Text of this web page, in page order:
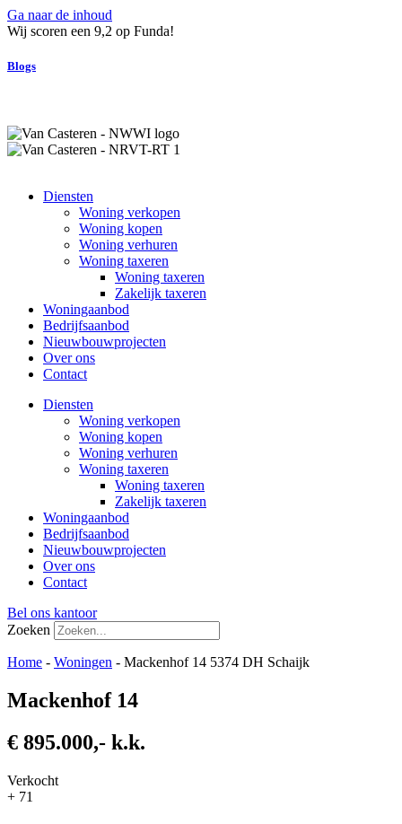
Ga naar de inhoud
Wij scoren een 9,2 op Funda!
Blogs
Diensten
Woning verkopen
Woning kopen
Woning verhuren
Woning taxeren
Woning taxeren
Zakelijk taxeren
Woningaanbod
Bedrijfsaanbod
Nieuwbouwprojecten
Over ons
Contact
Diensten
Woning verkopen
Woning kopen
Woning verhuren
Woning taxeren
Woning taxeren
Zakelijk taxeren
Woningaanbod
Bedrijfsaanbod
Nieuwbouwprojecten
Over ons
Contact
Bel ons kantoor
Zoeken
Home - Woningen - Mackenhof 14 5374 DH Schaijk
Mackenhof 14
€ 895.000,- k.k.
Verkocht
+ 71